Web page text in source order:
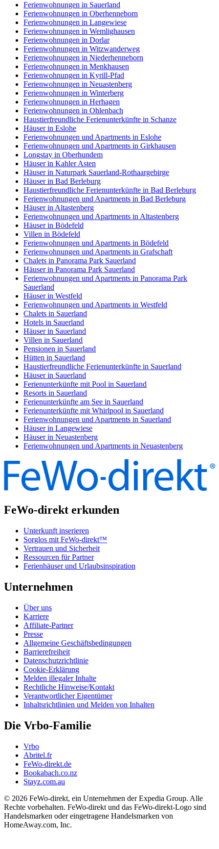
Ferienwohnungen in Sauerland
Ferienwohnungen in Oberhenneborn
Ferienwohnungen in Langewiese
Ferienwohnungen in Wemlighausen
Ferienwohnungen in Dorlar
Ferienwohnungen in Witzwanderweg
Ferienwohnungen in Niederhenneborn
Ferienwohnungen in Menkhausen
Ferienwohnungen in Kyrill-Pfad
Ferienwohnungen in Neuastenberg
Ferienwohnungen in Winterberg
Ferienwohnungen in Herhagen
Ferienwohnungen in Ohlenbach
Haustierfreundliche Ferienunterkünfte in Schanze
Häuser in Eslohe
Ferienwohnungen und Apartments in Eslohe
Ferienwohnungen und Apartments in Girkhausen
Longstay in Oberhundem
Häuser in Kahler Asten
Häuser in Naturpark Sauerland-Rothaargebirge
Häuser in Bad Berleburg
Haustierfreundliche Ferienunterkünfte in Bad Berleburg
Ferienwohnungen und Apartments in Bad Berleburg
Häuser in Altastenberg
Ferienwohnungen und Apartments in Altastenberg
Häuser in Bödefeld
Villen in Bödefeld
Ferienwohnungen und Apartments in Bödefeld
Ferienwohnungen und Apartments in Grafschaft
Chalets in Panorama Park Sauerland
Häuser in Panorama Park Sauerland
Ferienwohnungen und Apartments in Panorama Park
Sauerland
Häuser in Westfeld
Ferienwohnungen und Apartments in Westfeld
Chalets in Sauerland
Hotels in Sauerland
Häuser in Sauerland
Villen in Sauerland
Pensionen in Sauerland
Hütten in Sauerland
Haustierfreundliche Ferienunterkünfte in Sauerland
Häuser in Sauerland
Ferienunterkünfte mit Pool in Sauerland
Resorts in Sauerland
Ferienunterkünfte am See in Sauerland
Ferienunterkünfte mit Whirlpool in Sauerland
Ferienwohnungen und Apartments in Sauerland
Häuser in Langewiese
Häuser in Neuastenberg
Ferienwohnungen und Apartments in Neuastenberg
FeWo-direkt erkunden
Unterkunft inserieren
Sorglos mit FeWo-direkt™
Vertrauen und Sicherheit
Ressourcen für Partner
Ferienhäuser und Urlaubsinspiration
Unternehmen
Über uns
Karriere
Affiliate-Partner
Presse
Allgemeine Geschäftsbedingungen
Barrierefreiheit
Datenschutzrichtlinie
Cookie-Erklärung
Melden illegaler Inhalte
Rechtliche Hinweise/Kontakt
Verantwortlicher Eigentümer
Inhaltsrichtlinien und Melden von Inhalten
Die Vrbo-Familie
Vrbo
Abritel.fr
FeWo-direkt.de
Bookabach.co.nz
Stayz.com.au
© 2026 FeWo-direkt, ein Unternehmen der Expedia Group. Alle
Rechte vorbehalten. FeWo-direkt und das FeWo-direkt-Logo sind
Handelsmarken oder eingetragene Handelsmarken von
HomeAway.com, Inc.